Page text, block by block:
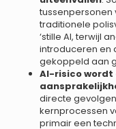
tussenpersonen
traditionele
‘stille AI, terwijl
introduceren en
gekoppeld aan
AI-risico wordt
directe
kernprocessen
primair een